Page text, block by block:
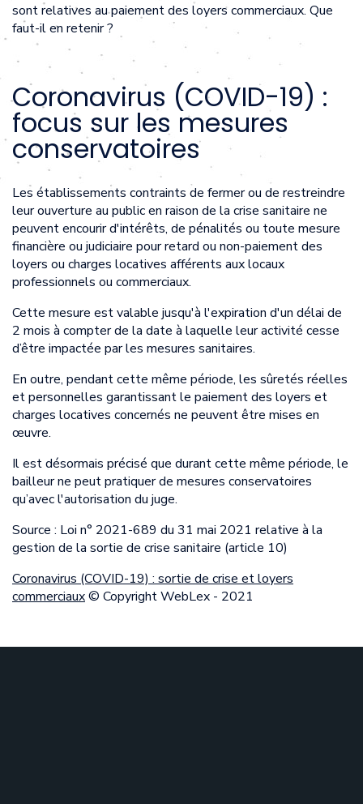
sont relatives au paiement des loyers commerciaux. Que
faut-il en retenir ?
Coronavirus (COVID-19) :
focus sur les mesures
conservatoires
Les établissements contraints de fermer ou de restreindre
leur ouverture au public en raison de la crise sanitaire ne
peuvent encourir d'intérêts, de pénalités ou toute mesure
financière ou judiciaire pour retard ou non-paiement des
loyers ou charges locatives afférents aux locaux
professionnels ou commerciaux.
Cette mesure est valable jusqu'à l'expiration d'un délai de
2 mois à compter de la date à laquelle leur activité cesse
d’être impactée par les mesures sanitaires.
En outre, pendant cette même période, les sûretés réelles
et personnelles garantissant le paiement des loyers et
charges locatives concernés ne peuvent être mises en
œuvre.
Il est désormais précisé que durant cette même période, le
bailleur ne peut pratiquer de mesures conservatoires
qu’avec l'autorisation du juge.
Source : Loi n° 2021-689 du 31 mai 2021 relative à la
gestion de la sortie de crise sanitaire (article 10)
Coronavirus (COVID-19) : sortie de crise et loyers
commerciaux© Copyright WebLex - 2021